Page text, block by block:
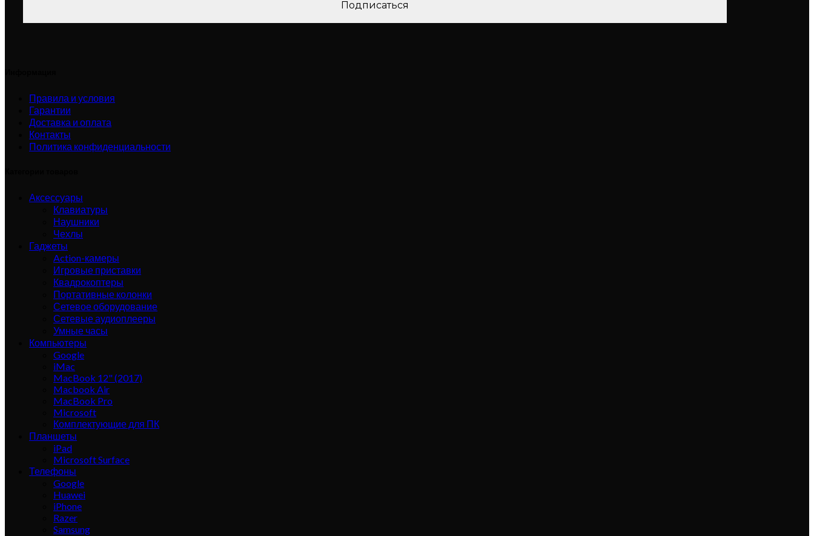
Правила и условия
Гарантии
Доставка и оплата
Контакты
Политика конфиденциальности
Аксессуары
Клавиатуры
Наушники
Чехлы
Гаджеты
Action-камеры
Игровые приставки
Квадрокоптеры
Портативные колонки
Сетевое оборудование
Сетевые аудиоплееры
Умные часы
Компьютеры
Google
iMac
MacBook 12" (2017)
Macbook Air
MacBook Pro
Microsoft
Комплектующие для ПК
Планшеты
iPad
Microsoft Surface
Телефоны
Google
Huawei
iPhone
Razer
Samsung